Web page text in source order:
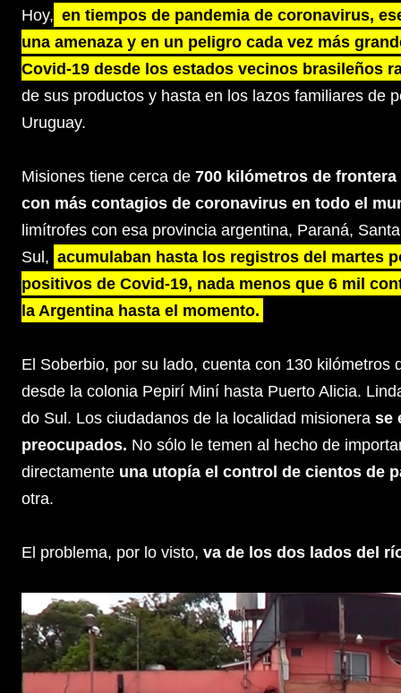
Hoy, en tiempos de pandemia de coronavirus,
una amenaza y en un peligro cada vez más
Covid-19 desde los estados vecinos brasileños
de sus productos y hasta en los lazos familiares de
Uruguay.
Misiones tiene cerca de 700 kilómetros de
con más contagios de coronavirus en todo el
limítrofes con esa provincia argentina, Paraná,
Sul, acumulaban hasta los registros del martes
positivos de Covid-19, nada menos que 6 mil
la Argentina hasta el momento.
El Soberbio, por su lado, cuenta con 130 kilómetros
desde la colonia Pepirí Miní hasta Puerto Alicia.
do Sul. Los ciudadanos de la localidad misionera se
preocupados. No sólo le temen al hecho de
directamente una utopía el control de cientos de
otra.
El problema, por lo visto, va de los dos lados del